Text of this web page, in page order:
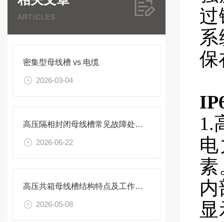
ARTICLES
密集型母线槽 vs 电缆
2026-03-04
高压隔相封闭母线槽常见故障处理方案
2026-06-22
高压共箱母线槽结构特点及工作原理
2026-05-08
过
保
1.
素